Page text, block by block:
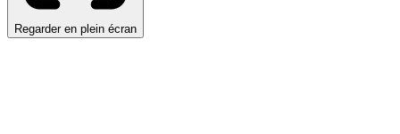
Regarder en plein écran